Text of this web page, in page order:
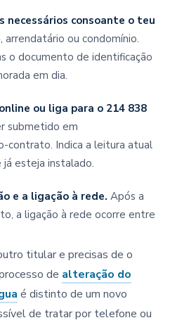
necessários consoante o teu
arrendatário ou condomínio.
o documento de identificação
em dia.
ou liga para o 214 838
submetido em
contrato. Indica a leitura atual
esteja instalado.
e a ligação à rede. Após a
a ligação à rede ocorre entre
titular e precisas de o
de alteração do
é distinto de um novo
de tratar por telefone ou